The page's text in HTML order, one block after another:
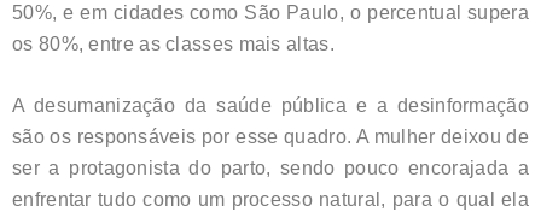
50%, e em cidades como São Paulo, o percentual supera
os 80%, entre as classes mais altas.
A desumanização da saúde pública e a desinformação
são os responsáveis por esse quadro. A mulher deixou de
ser a protagonista do parto, sendo pouco encorajada a
enfrentar tudo como um processo natural, para o qual ela